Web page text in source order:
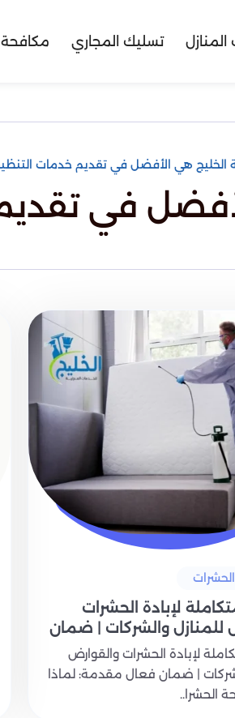
تسليك المجاري مكافحة
الخليج هي الأفضل في تقديم خدمات
في
لإبادة الحشرات
للمنازل والشركات | ضمان
لإبادة الحشرات والقوارض
| ضمان فعال مقدمة: لماذا
الحشرا..